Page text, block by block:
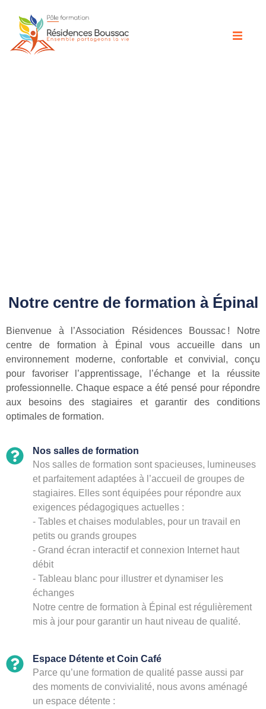
Notre centre de formation à Épinal
Bienvenue à l’Association Résidences Boussac ! Notre
centre de formation à Épinal vous accueille dans un
environnement moderne, confortable et convivial, conçu
pour favoriser l’apprentissage, l’échange et la réussite
professionnelle. Chaque espace a été pensé pour répondre
aux besoins des stagiaires et garantir des conditions
optimales de formation.
Nos salles de formation
Nos salles de formation sont spacieuses, lumineuses
et parfaitement adaptées à l’accueil de groupes de
stagiaires. Elles sont équipées pour répondre aux
exigences pédagogiques actuelles :
- Tables et chaises modulables, pour un travail en
petits ou grands groupes
- Grand écran interactif et connexion Internet haut
débit
- Tableau blanc pour illustrer et dynamiser les
échanges
Notre centre de formation à Épinal est régulièrement
mis à jour pour garantir un haut niveau de qualité.
Espace Détente et Coin Café
Parce qu’une formation de qualité passe aussi par
des moments de convivialité, nous avons aménagé
un espace détente :